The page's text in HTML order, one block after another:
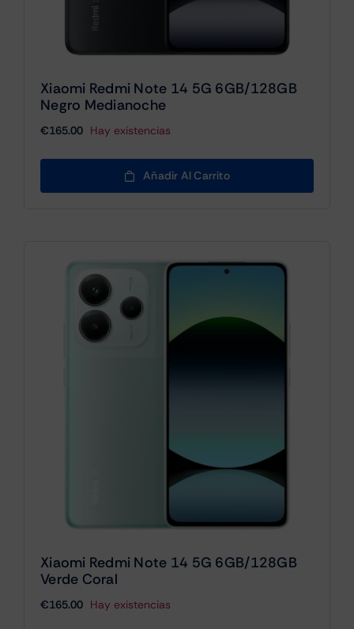
Xiaomi Redmi Note 14 5G 6GB/128GB
Negro Medianoche
€165.00 Hay existencias
Añadir Al Carrito
Xiaomi Redmi Note 14 5G 6GB/128GB
Verde Coral
€165.00 Hay existencias